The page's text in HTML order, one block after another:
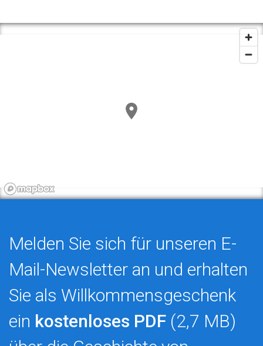
Melden Sie sich für unseren E-
Mail-Newsletter an und erhalten
Sie als Willkommensgeschenk
ein kostenloses PDF (2,7 MB)